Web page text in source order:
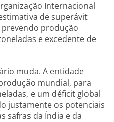
Internacional
de superávit
prevendo produção
e excedente de
muda. A entidade
mundial, para
e um déficit global
justamente os potenciais
safras da Índia e da